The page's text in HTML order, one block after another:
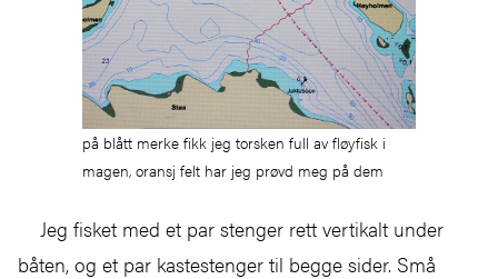
på blått merke fikk jeg torsken full av fløyfisk i
magen, oransj felt har jeg prøvd meg på dem
Jeg fisket med et par stenger rett vertikalt under
båten, og et par kastestenger til begge sider. Små